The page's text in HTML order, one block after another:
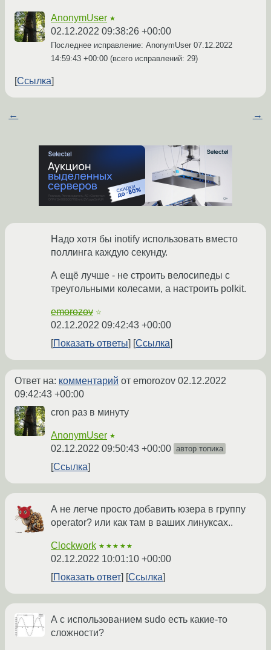
AnonymUser ★
02.12.2022 09:38:26 +00:00
Последнее исправление: AnonymUser 07.12.2022
14:59:43 +00:00 (всего исправлений: 29)
Ссылка
← →
Надо хотя бы inotify использовать вместо
поллинга каждую секунду.
А ещё лучше - не строить велосипеды с
треугольными колесами, а настроить polkit.
emorozov ☆
02.12.2022 09:42:43 +00:00
Показать ответы
Ссылка
Ответ на: комментарий от emorozov 02.12.2022
09:42:43 +00:00
cron раз в минуту
AnonymUser ★
02.12.2022 09:50:43 +00:00 автор топика
Ссылка
А не легче просто добавить юзера в группу
operator? или как там в ваших линуксах..
Clockwork ★★★★★
02.12.2022 10:01:10 +00:00
Показать ответ
Ссылка
А с использованием sudo есть какие-то
сложности?